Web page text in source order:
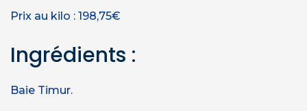
Prix au kilo : 198,75€
Ingrédients :
Baie Timur.